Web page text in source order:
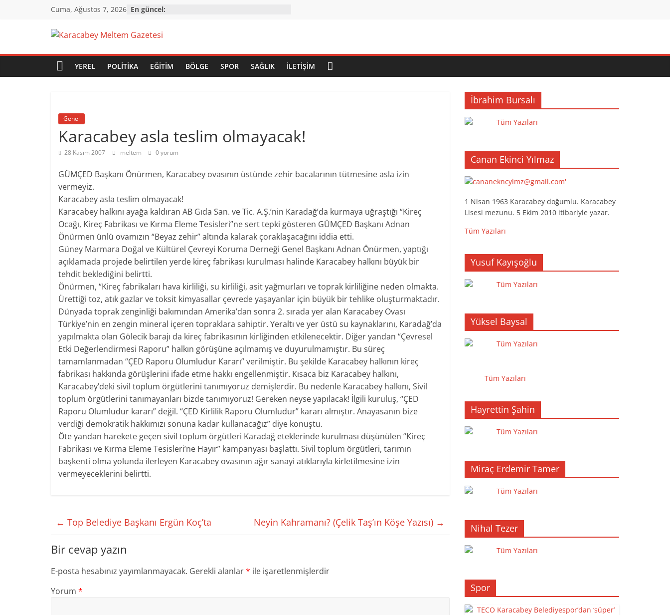
Cuma, Ağustos 7, 2026 En güncel:
Karacabey
Meltem
Karacabey'in
gözü,
YEREL POLITIKA EĞITIM BÖLGE SPOR SAĞLIK İLETIŞIM
Genel
Karacabey asla teslim olmayacak!
28 Kasım 2007 meltem 0 yorum
GÜMÇED Başkanı Önürmen, Karacabey ovasının üstünde zehir bacalarının tütmesine asla izin
vermeyiz.
Karacabey asla teslim olmayacak!
Karacabey halkını ayağa kaldıran AB Gıda San. ve Tic. A.Ş.’nin Karadağ’da kurmaya uğraştığı “Kireç
Ocağı, Kireç Fabrikası ve Kırma Eleme Tesisleri”ne sert tepki gösteren GÜMÇED Başkanı Adnan
Önürmen ünlü ovamızın “Beyaz zehir” altında kalarak çoraklaşacağını iddia etti.
Güney Marmara Doğal ve Kültürel Çevreyi Koruma Derneği Genel Başkanı Adnan Önürmen, yaptığı
açıklamada projede belirtilen yerde kireç fabrikası kurulması halinde Karacabey halkını büyük bir
tehdit beklediğini belirtti.
Önürmen, “Kireç fabrikaları hava kirliliği, su kirliliği, asit yağmurları ve toprak kirliliğine neden olmakta.
Ürettiği toz, atık gazlar ve toksit kimyasallar çevrede yaşayanlar için büyük bir tehlike oluşturmaktadır.
Dünyada toprak zenginliği bakımından Amerika’dan sonra 2. sırada yer alan Karacabey Ovası
Türkiye’nin en zengin mineral içeren topraklara sahiptir. Yeraltı ve yer üstü su kaynaklarını, Karadağ’da
yapılmakta olan Gölecik barajı da kireç fabrikasının kirliğinden etkilenecektir. Diğer yandan “Çevresel
Etki Değerlendirmesi Raporu” halkın görüşüne açılmamış ve duyurulmamıştır. Bu süreç
tamamlanmadan “ÇED Raporu Olumludur Kararı” verilmiştir. Bu şekilde Karacabey halkının kireç
fabrikası hakkında görüşlerini ifade etme hakkı engellenmiştir. Kısaca biz Karacabey halkını,
Karacabey’deki sivil toplum örgütlerini tanımıyoruz demişlerdir. Bu nedenle Karacabey halkını, Sivil
toplum örgütlerini tanımayanları bizde tanımıyoruz! Gereken neyse yapılacak! İlgili kuruluş, “ÇED
Raporu Olumludur kararı” değil. “ÇED Kirlilik Raporu Olumludur” kararı almıştır. Anayasanın bize
verdiği demokratik hakkımızı sonuna kadar kullanacağız” diye konuştu.
Öte yandan harekete geçen sivil toplum örgütleri Karadağ eteklerinde kurulması düşünülen “Kireç
Fabrikası ve Kırma Eleme Tesisleri’ne Hayır” kampanyası başlattı. Sivil toplum örgütleri, tarımın
başkenti olma yolunda ilerleyen Karacabey ovasının ağır sanayi atıklarıyla kirletilmesine izin
vermeyeceklerini belirtti.
← Top Belediye Başkanı Ergün Koç’ta Neyin Kahramanı? (Çelik Taş’ın Köşe Yazısı) →
Bir cevap yazın
E-posta hesabınız yayımlanmayacak. Gerekli alanlar* ile işaretlenmişlerdir
Yorum *
İbrahim Bursalı
Tüm Yazıları
Canan Ekinci Yılmaz
1 Nisan 1963 Karacabey doğumlu. Karacabey
Lisesi mezunu. 5 Ekim 2010 itibariyle yazar.
Tüm Yazıları
Yusuf Kayışoğlu
Tüm Yazıları
Yüksel Baysal
Tüm Yazıları
Tüm Yazıları
Hayrettin Şahin
Tüm Yazıları
Miraç Erdemir Tamer
Tüm Yazıları
Nihal Tezer
Tüm Yazıları
Spor